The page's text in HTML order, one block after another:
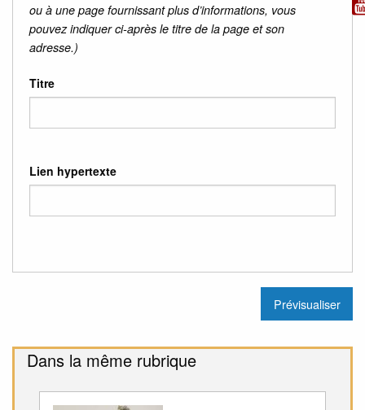
ou à une page fournissant plus d’informations, vous
pouvez indiquer ci-après le titre de la page et son
adresse.)
Titre
Lien hypertexte
Dans la même rubrique